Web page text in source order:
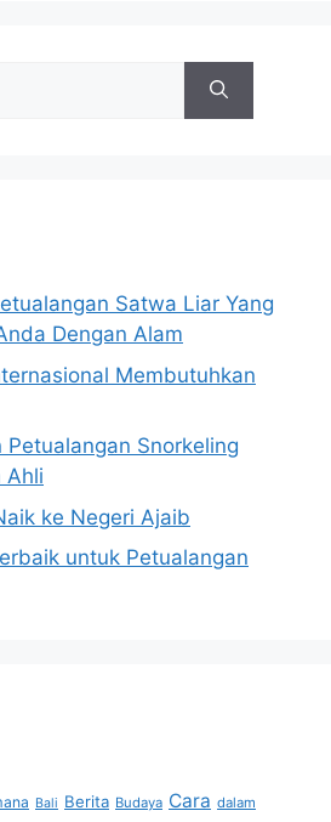
Satwa Liar Yang
Dengan Alam
Membutuhkan
Petualangan Snorkeling
Ahli
ke Negeri Ajaib
untuk Petualangan
Bali Berita Budaya Cara dalam